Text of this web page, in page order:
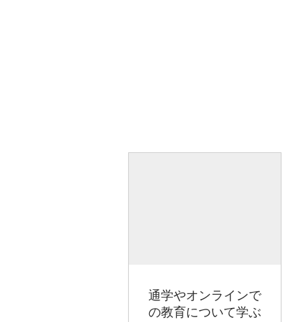
通学やオンラインで
の教育について学ぶ